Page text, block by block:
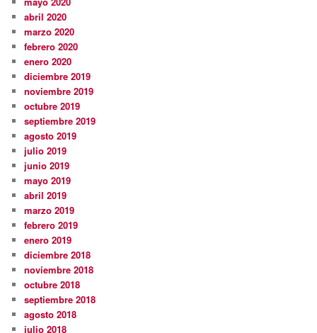
abril 2020
marzo 2020
febrero 2020
enero 2020
diciembre 2019
noviembre 2019
octubre 2019
septiembre 2019
agosto 2019
julio 2019
junio 2019
mayo 2019
abril 2019
marzo 2019
febrero 2019
enero 2019
diciembre 2018
noviembre 2018
octubre 2018
septiembre 2018
agosto 2018
julio 2018